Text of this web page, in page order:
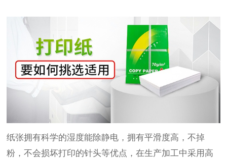
纸张拥有科学的湿度能除静电，拥有平滑度高，不掉
粉，不会损坏打印的针头等优点，在生产加工中采用高